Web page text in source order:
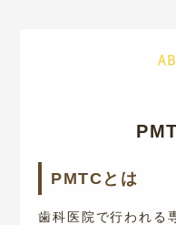
PMTCとは
歯科医院で行われる